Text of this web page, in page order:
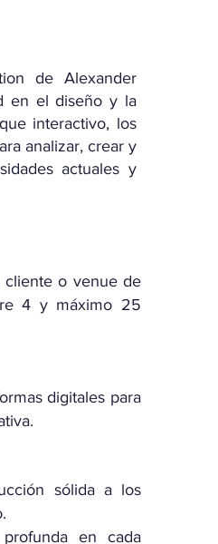
de Alexander
en el diseño y la
interactivo, los
analizar, crear y
actuales y
cliente o venue de
4 y máximo 25
digitales para
sólida a los
en cada